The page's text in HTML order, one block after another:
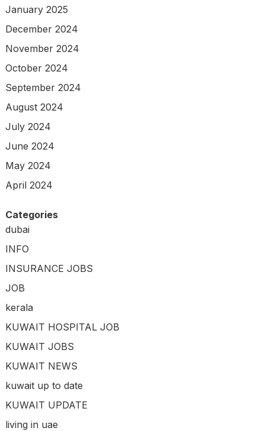
January 2025
December 2024
November 2024
October 2024
September 2024
August 2024
July 2024
June 2024
May 2024
April 2024
Categories
dubai
INFO
INSURANCE JOBS
JOB
kerala
KUWAIT HOSPITAL JOB
KUWAIT JOBS
KUWAIT NEWS
kuwait up to date
KUWAIT UPDATE
living in uae